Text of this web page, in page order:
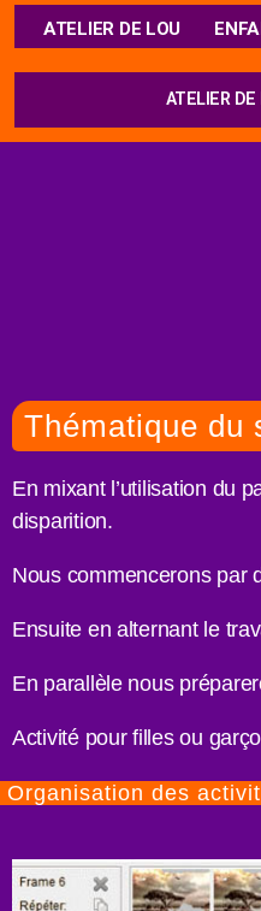
ATELIER DE LOU
ATELIER DE
Thématique du
En mixant l’utilisation du
disparition.
Nous commencerons par
Ensuite en alternant le
En parallèle nous
Activité pour filles ou
Organisation des